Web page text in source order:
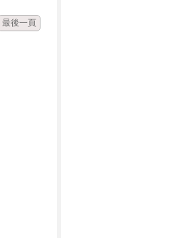
最後一頁